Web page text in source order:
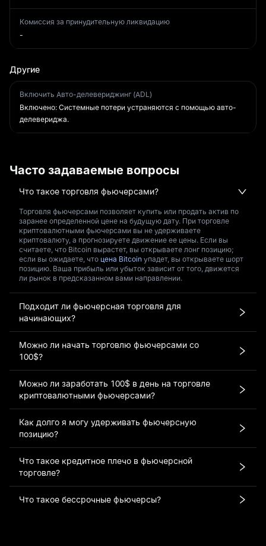
Комиссия за принудительную ликвидацию
-
Другие
Включить Авто-делевериджинг (ADL)
Включено: Системные потери устраняются с помощью авто-
делевериджа.
Часто задаваемые вопросы
Что такое торговля фьючерсами?
Торговля фьючерсами позволяет купить или продать актив по
заранее определенной цене на будущую дату. При торговле
криптовалютными фьючерсами вы не удерживаете
криптовалюту, а прогнозируете движение ее цены. Если вы
считаете, что Bitcoin вырастет, вы открываете лонг позицию;
если вы ожидаете, что цена Bitcoin упадет, вы открываете шорт
позицию. Ваша прибыль или убыток зависит от того, движется
ли рынок в предсказанном вами направлении.
Подходит ли фьючерсная торговля для
начинающих?
Можно ли начать торговлю фьючерсами со
100$?
Можно ли заработать 100$ в день на торговле
криптовалютными фьючерсами?
Как долго я могу удерживать фьючерсную
позицию?
Что такое кредитное плечо в фьючерсной
торговле?
Что такое бессрочные фьючерсы?